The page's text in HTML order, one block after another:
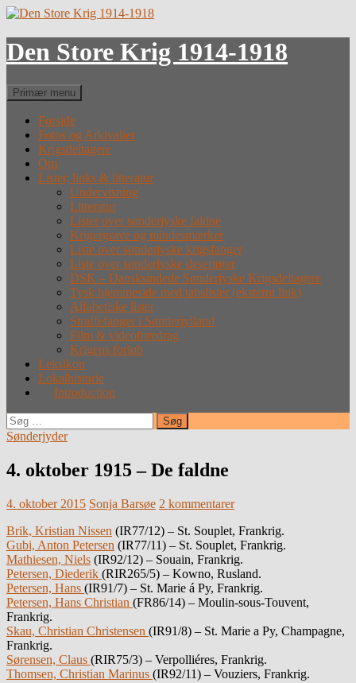
Hop
indhold
Den Store Krig 1914-1918
Søg
Primær menu
Forside
Fotos og Arkivalier
Krigsdeltagere
Om
Lister, links & litteratur
Undervisning
Litteratur
Lister over sønderjyske faldne
Krigergrave og mindesmærker
Liste over sønderjyske krigsfanger
Liste over sønderjyske desertører
DSK – Dansksindede Sønderjyske Krigsdeltagere
Tysk hjemmeside med tabslister (eksternt link)
Alfabetiske lister
Straffefanger i Sønderjylland
Film & videoforedrag
Krigens forløb
Leksikon
Lokalhistorie
Introduction
Søg
efter:
Sønderjyder
4. oktober 1915 – De faldne
4. oktober 2015 Sonja Barsøe 2 kommentarer
Brik, Kristian Nissen (IR77/12) – St. Souplet, Frankrig.
Gubi, Anton Petersen (IR77/11) – St. Souplet, Frankrig.
Mathiesen, Niels (IR92/12) – Souain, Frankrig.
Petersen, Diederik (RIR265/5) – Kowno, Rusland.
Petersen, Hans (IR91/7) – St. Marie á Py, Frankrig.
Petersen, Hans Christian (FR86/14) – Moulin-sous-Touvent,
Frankrig.
Skau, Christian Christensen (IR91/8) – St. Marie a Py, Champagne,
Frankrig.
Sørensen, Claus (RIR75/3) – Verpolliéres, Frankrig.
Thomsen, Christian Marinus (IR92/11) – Vouziers, Frankrig.